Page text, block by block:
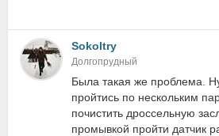
Sokoltry
Долгопрудный
Была такая же проблема.
пройтись по нескольким
почистить дроссельную
промывкой пройти датчик